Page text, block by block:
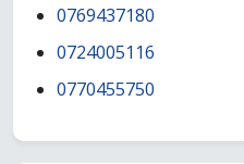
0769437180
0724005116
0770455750